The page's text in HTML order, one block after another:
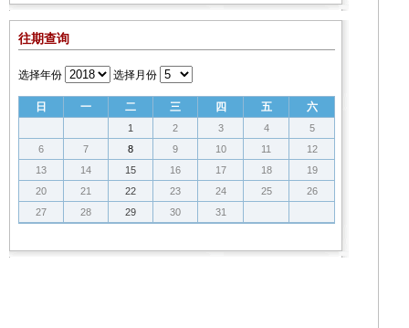
往期查询
选择年份 选择月份
日 一 二 三 四 五 六
1 2 3 4
5
6
7 8 9 10 11
12
13
14 15 16 17 18
19
20
21 22 23 24 25
26
27
28 29 30 31